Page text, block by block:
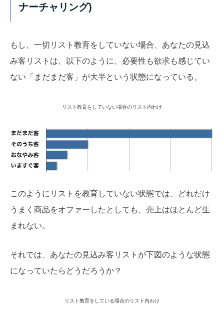
ナーチャリング)
もし、一切リスト教育をしていない場合、あなたの見込
み客リストは、以下のように、必要性も欲求も感じてい
ない「まだまだ客」が大半という状態になっている。
リスト教育をしていない場合のリスト内わけ
このようにリストを教育していない状態では、どれだけ
うまく商品をオファーしたとしても、売上はほとんど生
まれない。
それでは、あなたの見込み客リストが下図のような状態
になっていたらどうだろうか？
リスト教育をしている場合のリスト内わけ